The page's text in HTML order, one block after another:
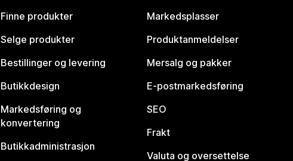
Finne produkter
Selge produkter
Bestillinger og levering
Butikkdesign
Markedsføring og
konvertering
Butikkadministrasjon
Markedsplasser
Produktanmeldelser
Mersalg og pakker
E-postmarkedsføring
SEO
Frakt
Valuta og oversettelse